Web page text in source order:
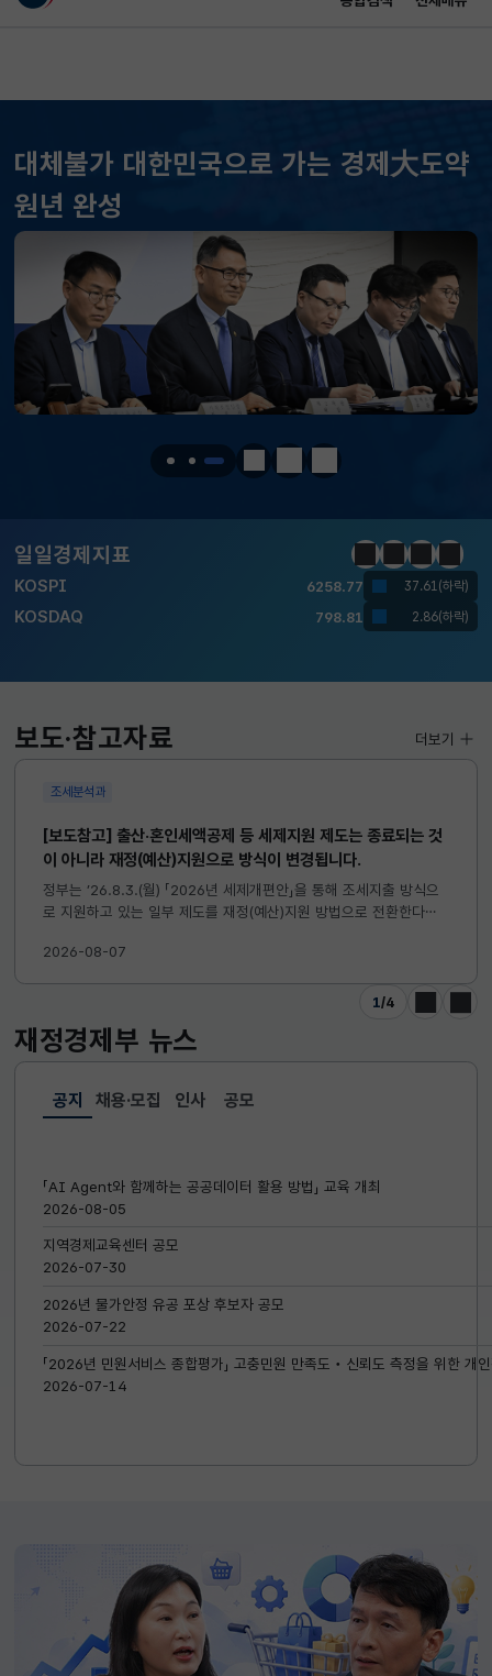
대체불가 대한민국으로 가는 경제大도약
원년 완성
정지 이전 다음
일일경제지표
KOSPI 6258.77 37.61(하락)
KOSDAQ
국고채(3년) 3.746 0.004(상승)
달러-원 1410.6000 13.2000(하락)
KOSPI 6258.77 37.61(하락)
KOSDAQ 798.81 2.86(하락)
KOSPI 6258.77 37.61(하락)
KOSDAQ 798.81 2.86(하락)
국고채(3년)
정지이전다음일일경
보도·참고자료
조세분석과
[보도참고] 출산·혼인세액공제 등 세제지원 제도는 종료되는 것
이 아니라 재정(예산)지원으로 방식이 변경됩니다.
정부는 ’26.8.3.(월) 「2026년 세제개편안」을 통해 조세지출 방식으
로 지원하고 있는 일부 제도를 재정(예산)지원 방법으로 전환한다고
2026-08-07
1/4
이전 다음
더보기
재정경제부 뉴스
공지
선택됨
공지
「AI Agent와 함께하는 공공데이터 활용 방법」 교육 개최
2026-08-05
지역경제교육센터 공모
2026-07-30
2026년 물가안정 유공 포상 후보자 공모
2026-07-22
「2026년 민원서비스 종합평가」 고충민원 만족도‧신뢰도 측정을 위한 개
2026-07-14
채용·모집 인사 공모